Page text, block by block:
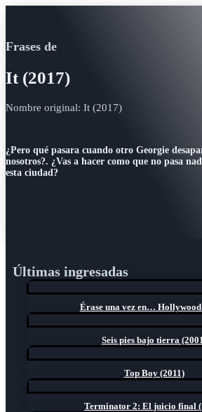
Frases de
It (2017)
Nombre original: It (2017)
¿Pero qué pasara cuando otro Georgie
nosotros?. ¿Vas a hacer como que no pasa
esta ciudad?
Últimas ingresadas
Érase una vez en… Hollywood
Seis pies bajo tierra
Top Boy (2011)
Terminator 2: El juicio final